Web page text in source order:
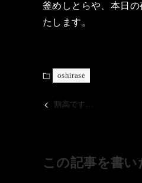
釜めしとらや、本日
たします。
oshirase
割高です…
この記事を書い